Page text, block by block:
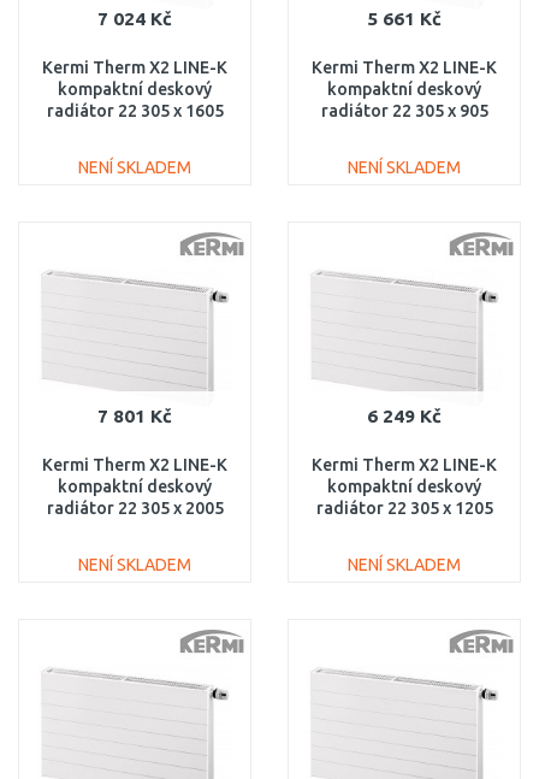
7 024 Kč
Kermi Therm X2 LINE-K
kompaktní deskový
radiátor 22 305 x 1605
NENÍ SKLADEM
5 661 Kč
Kermi Therm X2 LINE-K
kompaktní deskový
radiátor 22 305 x 905
NENÍ SKLADEM
7 801 Kč
Kermi Therm X2 LINE-K
kompaktní deskový
radiátor 22 305 x 2005
NENÍ SKLADEM
6 249 Kč
Kermi Therm X2 LINE-K
kompaktní deskový
radiátor 22 305 x 1205
NENÍ SKLADEM